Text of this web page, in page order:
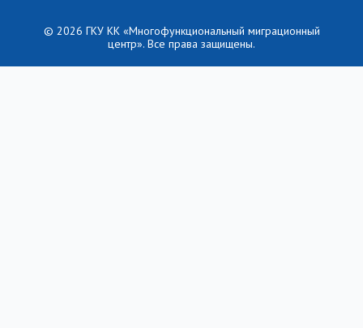
© 2026 ГКУ КК «Многофункциональный миграционный
центр». Все права защищены.